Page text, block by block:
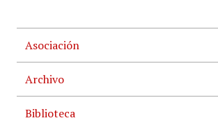
Asociación
Archivo
Biblioteca